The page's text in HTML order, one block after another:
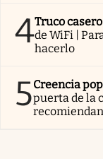
4Truco casero
de WiFi |
hacerlo
5Creencia
puerta de la